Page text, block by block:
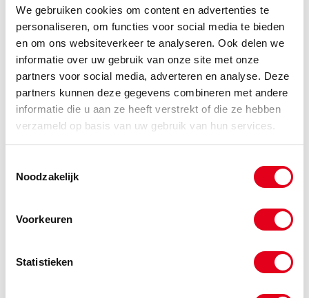
We gebruiken cookies om content en advertenties te
personaliseren, om functies voor social media te bieden
en om ons websiteverkeer te analyseren. Ook delen we
informatie over uw gebruik van onze site met onze
partners voor social media, adverteren en analyse. Deze
partners kunnen deze gegevens combineren met andere
informatie die u aan ze heeft verstrekt of die ze hebben
verzameld op basis van uw gebruik van hun services.
Noodzakelijk
Voorkeuren
Statistieken
-
btxsmm10
Triple-Lok wartelmoer Metrisch
Info Stuks